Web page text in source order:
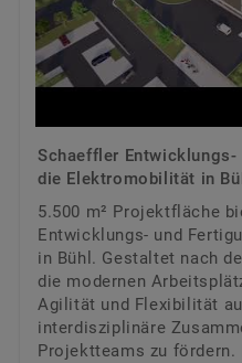
Schaeffler
die Elektromobilität in
5.500 m² Projektfläche
Entwicklungs- und
in Bühl. Gestaltet nach
die modernen
Agilität und Flexibilität
interdisziplinäre
Projektteams zu fördern.